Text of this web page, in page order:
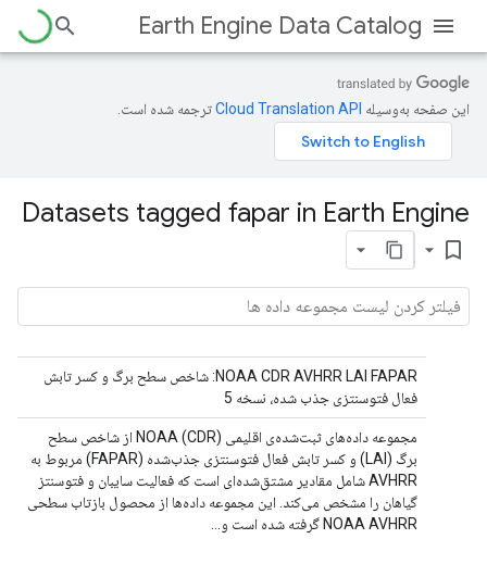
Earth Engine Data Catalog
این صفحه به‌وسیله ترجمه شده است.
Datasets tagged fapar in Earth Engine
bookmark_border
NOAA CDR AVHRR LAI FAPAR: شاخص سطح برگ و کسر تابش
فعال فتوسنتزی جذب شده، نسخه 5
مجموعه داده‌های ثبت‌شده‌ی اقلیمی NOAA (CDR) از شاخص سطح
برگ (LAI) و کسر تابش فعال فتوسنتزی جذب‌شده (FAPAR) مربوط به
AVHRR شامل مقادیر مشتق‌شده‌ای است که فعالیت سایبان و فتوسنتز
گیاهان را مشخص می‌کند. این مجموعه داده‌ها از محصول بازتاب سطحی
NOAA AVHRR گرفته شده است و...